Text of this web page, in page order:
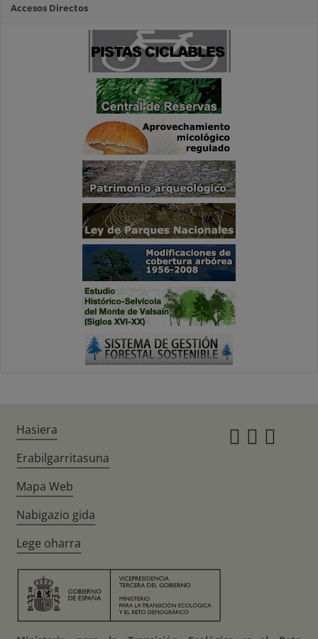
Accesos Directos
Hasiera
Erabilgarritasuna
Mapa Web
Nabigazio gida
Lege oharra